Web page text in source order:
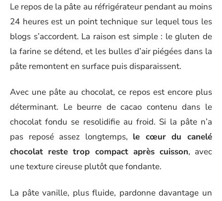
Le repos de la pâte au réfrigérateur pendant au moins
24 heures est un point technique sur lequel tous les
blogs s’accordent. La raison est simple : le gluten de
la farine se détend, et les bulles d’air piégées dans la
pâte remontent en surface puis disparaissent.
Avec une pâte au chocolat, ce repos est encore plus
déterminant. Le beurre de cacao contenu dans le
chocolat fondu se resolidifie au froid. Si la pâte n’a
pas reposé assez longtemps, le cœur du canelé
chocolat reste trop compact après cuisson, avec
une texture cireuse plutôt que fondante.
La pâte vanille, plus fluide, pardonne davantage un